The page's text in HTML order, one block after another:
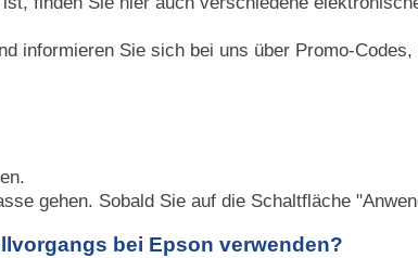
informieren Sie sich bei uns über Promo-
gehen. Sobald Sie auf die Schaltfläche
bei Epson verwenden?